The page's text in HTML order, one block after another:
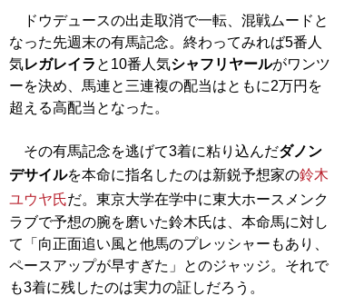
ドウデュースの出走取消で一転、混戦ムードと
なった先週末の有馬記念。終わってみれば5番人
気レガレイラ と10番人気シャフリヤールがワンツ
ーを決め、馬連と三連複の配当はともに2万円を
超える高配当となった。
その有馬記念を逃げて3着に粘り込んだダノン
デサイルを本命に指名したのは新鋭予想家の鈴木
ユウヤ氏だ。東京大学在学中に東大ホースメンク
ラブで予想の腕を磨いた鈴木氏は、本命馬に対し
て「向正面追い風と他馬のプレッシャーもあり、
ペースアップが早すぎた」とのジャッジ。それで
も3着に残したのは実力の証しだろう。